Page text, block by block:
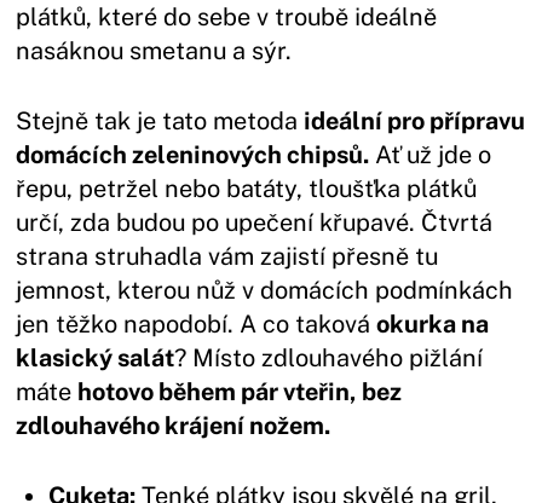
plátků, které do sebe v troubě ideálně
nasáknou smetanu a sýr.
Stejně tak je tato metoda ideální pro přípravu
domácích zeleninových chipsů. Ať už jde o
řepu, petržel nebo batáty, tloušťka plátků
určí, zda budou po upečení křupavé. Čtvrtá
strana struhadla vám zajistí přesně tu
jemnost, kterou nůž v domácích podmínkách
jen těžko napodobí. A co takováokurka na
klasický salát? Místo zdlouhavého pižlání
máte hotovo během pár vteřin, bez
zdlouhavého krájení nožem.
Cuketa: Tenké plátky jsou skvělé na gril,